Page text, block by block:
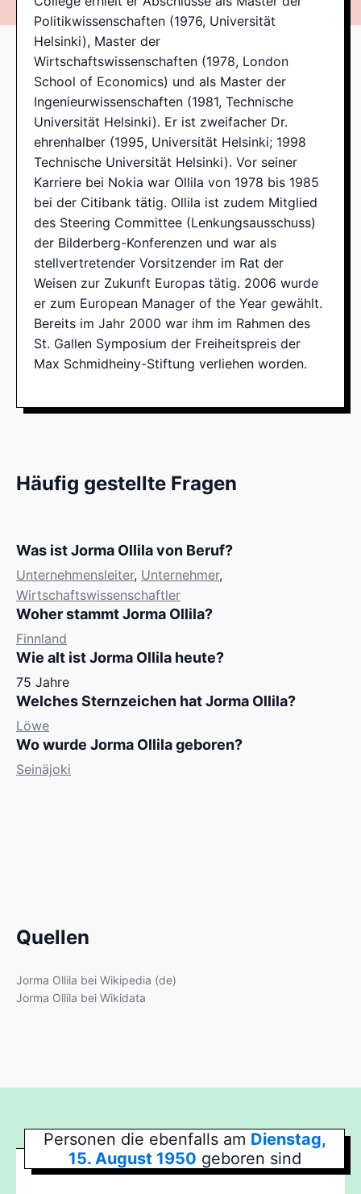
Politikwissenschaften (1976, Universität
Helsinki), Master der
Wirtschaftswissenschaften (1978, London
School of Economics) und als Master der
Ingenieurwissenschaften (1981, Technische
Universität Helsinki). Er ist zweifacher Dr.
ehrenhalber (1995, Universität Helsinki; 1998
Technische Universität Helsinki). Vor seiner
Karriere bei Nokia war Ollila von 1978 bis 1985
bei der Citibank tätig. Ollila ist zudem Mitglied
des Steering Committee (Lenkungsausschuss)
der Bilderberg-Konferenzen und war als
stellvertretender Vorsitzender im Rat der
Weisen zur Zukunft Europas tätig. 2006 wurde
er zum European Manager of the Year gewählt.
Bereits im Jahr 2000 war ihm im Rahmen des
St. Gallen Symposium der Freiheitspreis der
Max Schmidheiny-Stiftung verliehen worden.
Häufig gestellte Fragen
Was ist Jorma Ollila von Beruf?
Unternehmensleiter, Unternehmer,
Wirtschaftswissenschaftler
Woher stammt Jorma Ollila?
Finnland
Wie alt ist Jorma Ollila heute?
75 Jahre
Welches Sternzeichen hat Jorma Ollila?
Löwe
Wo wurde Jorma Ollila geboren?
Seinäjoki
Quellen
Jorma Ollila bei Wikipedia (de)
Jorma Ollila bei Wikidata
Personen die ebenfalls am Dienstag,
15. August 1950 geboren sind